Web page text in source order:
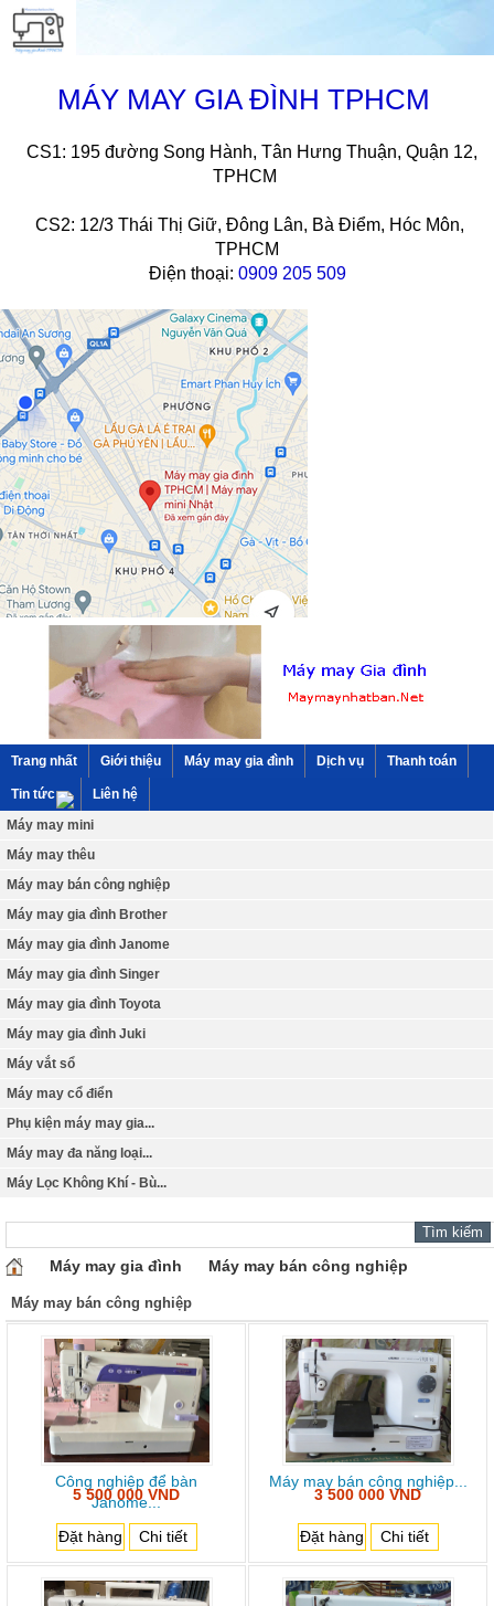
MÁY MAY GIA ĐÌNH TPHCM
CS1: 195 đường Song Hành, Tân Hưng Thuận, Quận 12,
TPHCM
CS2: 12/3 Thái Thị Giữ, Đông Lân, Bà Điểm, Hóc Môn,
TPHCM
Điện thoại: 0909 205 509
Trang nhất Giới thiệu Máy may gia đình Dịch vụ Thanh toán
Tin tức
Liên hệ
Máy may mini
Máy may thêu
Máy may bán công nghiệp
Máy may gia đình Brother
Máy may gia đình Janome
Máy may gia đình Singer
Máy may gia đình Toyota
Máy may gia đình Juki
Máy vắt sổ
Máy may cổ điển
Phụ kiện máy may gia...
Máy may đa năng loại...
Máy Lọc Không Khí - Bù...
Máy may gia đình Máy may bán công nghiệp
Máy may bán công nghiệp
Công nghiệp để bàn
Janome...
5 500 000 VND
Đặt hàng Chi tiết
Máy may bán công nghiệp...
3 500 000 VND
Đặt hàng Chi tiết